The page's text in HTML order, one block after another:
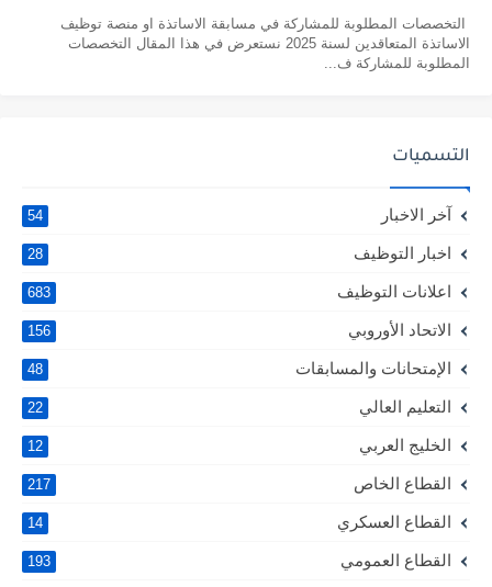
التخصصات المطلوبة للمشاركة في مسابقة الاساتذة او منصة توظيف
الاساتذة المتعاقدين لسنة 2025 نستعرض في هذا المقال التخصصات
المطلوبة للمشاركة ف...
التسميات
آخر الاخبار 54
اخبار التوظيف 28
اعلانات التوظيف 683
الاتحاد الأوروبي 156
الإمتحانات والمسابقات 48
التعليم العالي 22
الخليج العربي 12
القطاع الخاص 217
القطاع العسكري 14
القطاع العمومي 193